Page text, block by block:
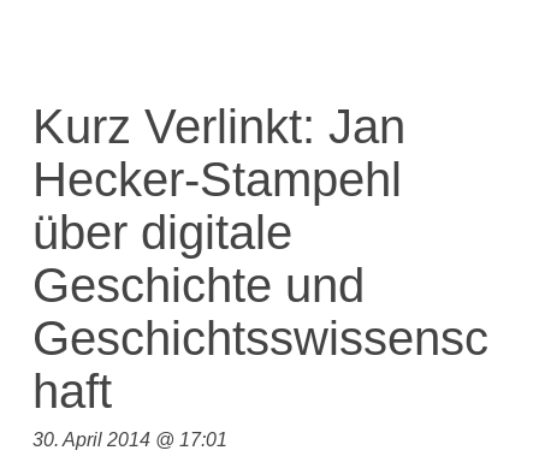
Kurz Verlinkt: Jan
Hecker-Stampehl
über digitale
Geschichte und
Geschichtsswissensc
haft
30. April 2014 @ 17:01